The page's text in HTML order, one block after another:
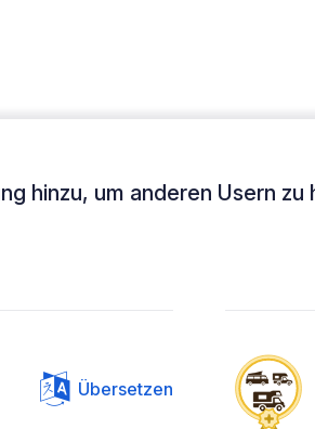
hinzu, um anderen Usern zu
Übersetzen